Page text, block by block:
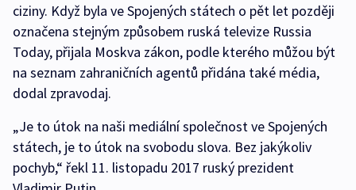
ciziny. Když byla ve Spojených státech o pět let později
označena stejným způsobem ruská televize Russia
Today, přijala Moskva zákon, podle kterého můžou být
na seznam zahraničních agentů přidána také média,
dodal zpravodaj.
„Je to útok na naši mediální společnost ve Spojených
státech, je to útok na svobodu slova. Bez jakýkoliv
pochyb,“ řekl 11. listopadu 2017 ruský prezident